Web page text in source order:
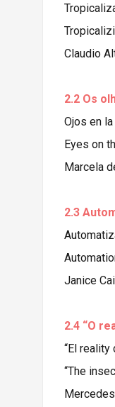
Claudio
2.2 Os
Ojos en
Eyes on
Marcela
2.3
Janice
2.4 “O
“El
“The